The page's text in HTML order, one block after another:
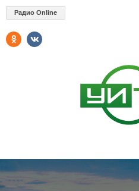
Радио Online